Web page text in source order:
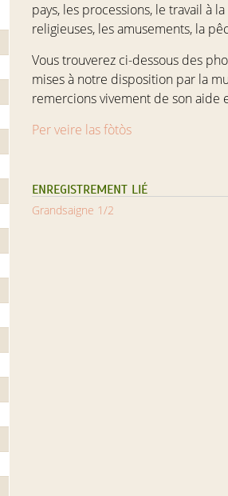
pays, les processions, le travail à
religieuses, les amusements, la
Vous trouverez ci-dessous des
mises à notre disposition par la
remercions vivement de son aide
Per veire las fòtòs
ENREGISTREMENT LIÉ
Grandsaigne 1/2